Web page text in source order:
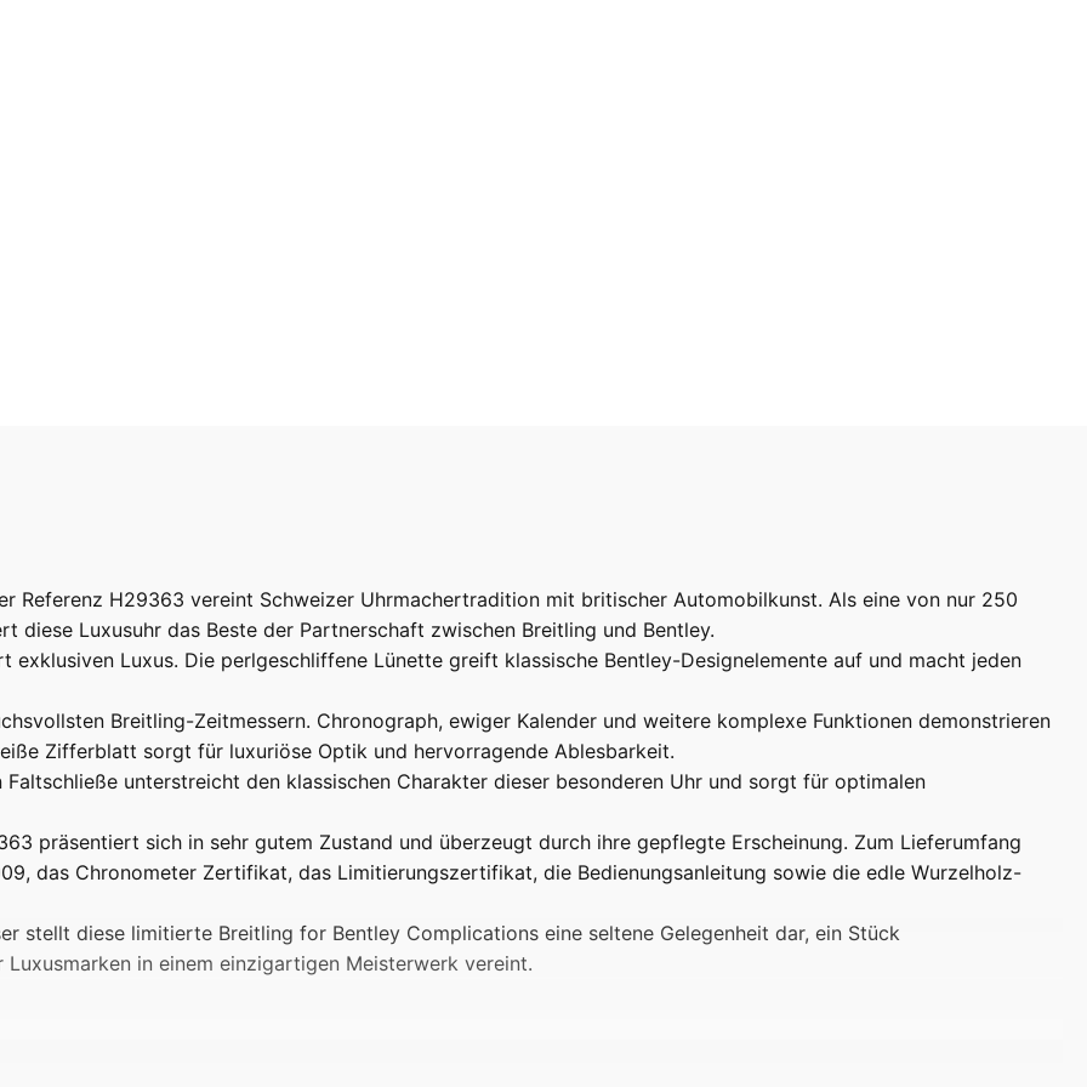
Referenz H29363 vereint Schweizer Uhrmachertradition mit britischer Automobilkunst. Als eine von nur 250
Luxusuhr das Beste der Partnerschaft zwischen Breitling und Bentley.
exklusiven Luxus. Die perlgeschliffene Lünette greift klassische Bentley-Designelemente auf und macht jeden
Breitling-Zeitmessern. Chronograph, ewiger Kalender und weitere komplexe Funktionen demonstrieren
Zifferblatt sorgt für luxuriöse Optik und hervorragende Ablesbarkeit.
unterstreicht den klassischen Charakter dieser besonderen Uhr und sorgt für optimalen
präsentiert sich in sehr gutem Zustand und überzeugt durch ihre gepflegte Erscheinung. Zum Lieferumfang
das Chronometer Zertifikat, das Limitierungszertifikat, die Bedienungsanleitung sowie die edle Wurzelholz-
stellt diese limitierte Breitling for Bentley Complications eine seltene Gelegenheit dar, ein Stück
in einem einzigartigen Meisterwerk vereint.